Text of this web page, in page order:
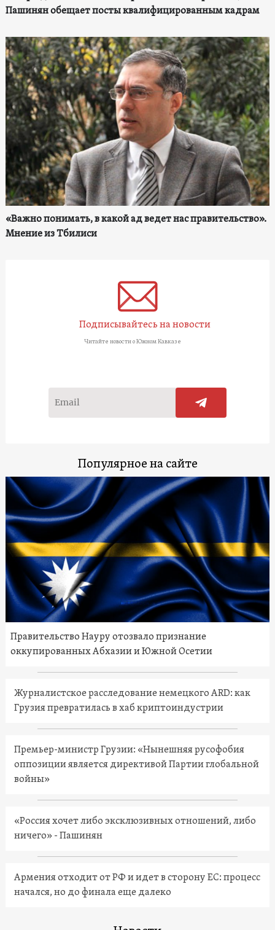
Пашинян обещает посты квалифицированным кадрам
«Важно понимать, в какой ад ведет нас правительство».
Мнение из Тбилиси
Подписывайтесь на новости
Читайте новости о Южном Кавказе
Популярное на сайте
Правительство Науру отозвало признание
оккупированных Абхазии и Южной Осетии
Журналистское расследование немецкого ARD: как
Грузия превратилась в хаб криптоиндустрии
Премьер-министр Грузии: «Нынешняя русофобия
оппозиции является директивой Партии глобальной
войны»
«Россия хочет либо эксклюзивных отношений, либо
ничего» - Пашинян
Армения отходит от РФ и идет в сторону ЕС: процесс
начался, но до финала еще далеко